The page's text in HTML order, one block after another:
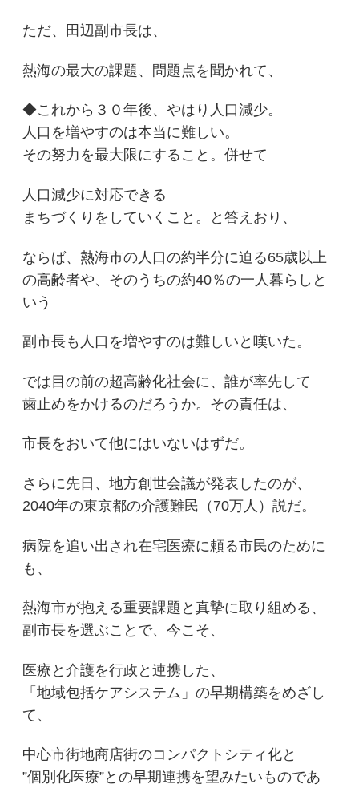
ただ、田辺副市長は、
熱海の最大の課題、問題点を聞かれて、
◆これから３０年後、やはり人口減少。
人口を増やすのは本当に難しい。
その努力を最大限にすること。併せて
人口減少に対応できる
まちづくりをしていくこと。と答えおり、
ならば、熱海市の人口の約半分に迫る65歳以上
の高齢者や、そのうちの約40％の一人暮らしと
いう
副市長も人口を増やすのは難しいと嘆いた。
では目の前の超高齢化社会に、誰が率先して
歯止めをかけるのだろうか。その責任は、
市長をおいて他にはいないはずだ。
さらに先日、地方創世会議が発表したのが、
2040年の東京都の介護難民（70万人）説だ。
病院を追い出され在宅医療に頼る市民のために
も、
熱海市が抱える重要課題と真摯に取り組める、
副市長を選ぶことで、今こそ、
医療と介護を行政と連携した、
「地域包括ケアシステム」の早期構築をめざし
て、
中心市街地商店街のコンパクトシティ化と
”個別化医療”との早期連携を望みたいものであ